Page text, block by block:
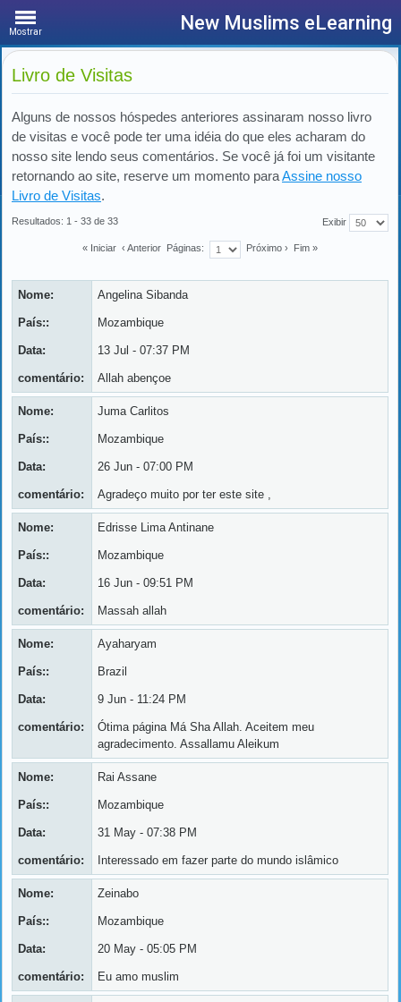
Mostrar New Muslims eLearning
Livro de Visitas
Alguns de nossos hóspedes anteriores assinaram nosso livro
de visitas e você pode ter uma idéia do que eles acharam do
nosso site lendo seus comentários. Se você já foi um visitante
retornando ao site, reserve um momento paraAssine nosso
Livro de Visitas.
Resultados: 1 - 33 de 33 Exibir
« Iniciar ‹ Anterior Páginas: Próximo › Fim »
Nome: Angelina Sibanda
País:: Mozambique
Data: 13 Jul - 07:37 PM
comentário: Allah abençoe
Nome: Juma Carlitos
País:: Mozambique
Data: 26 Jun - 07:00 PM
comentário: Agradeço muito por ter este site ,
Nome: Edrisse Lima Antinane
País:: Mozambique
Data: 16 Jun - 09:51 PM
comentário: Massah allah
Nome: Ayaharyam
País:: Brazil
Data: 9 Jun - 11:24 PM
comentário:
Ótima página Má Sha Allah. Aceitem meu
agradecimento. Assallamu Aleikum
Nome: Rai Assane
País:: Mozambique
Data: 31 May - 07:38 PM
comentário: Interessado em fazer parte do mundo islâmico
Nome: Zeinabo
País:: Mozambique
Data: 20 May - 05:05 PM
comentário: Eu amo muslim